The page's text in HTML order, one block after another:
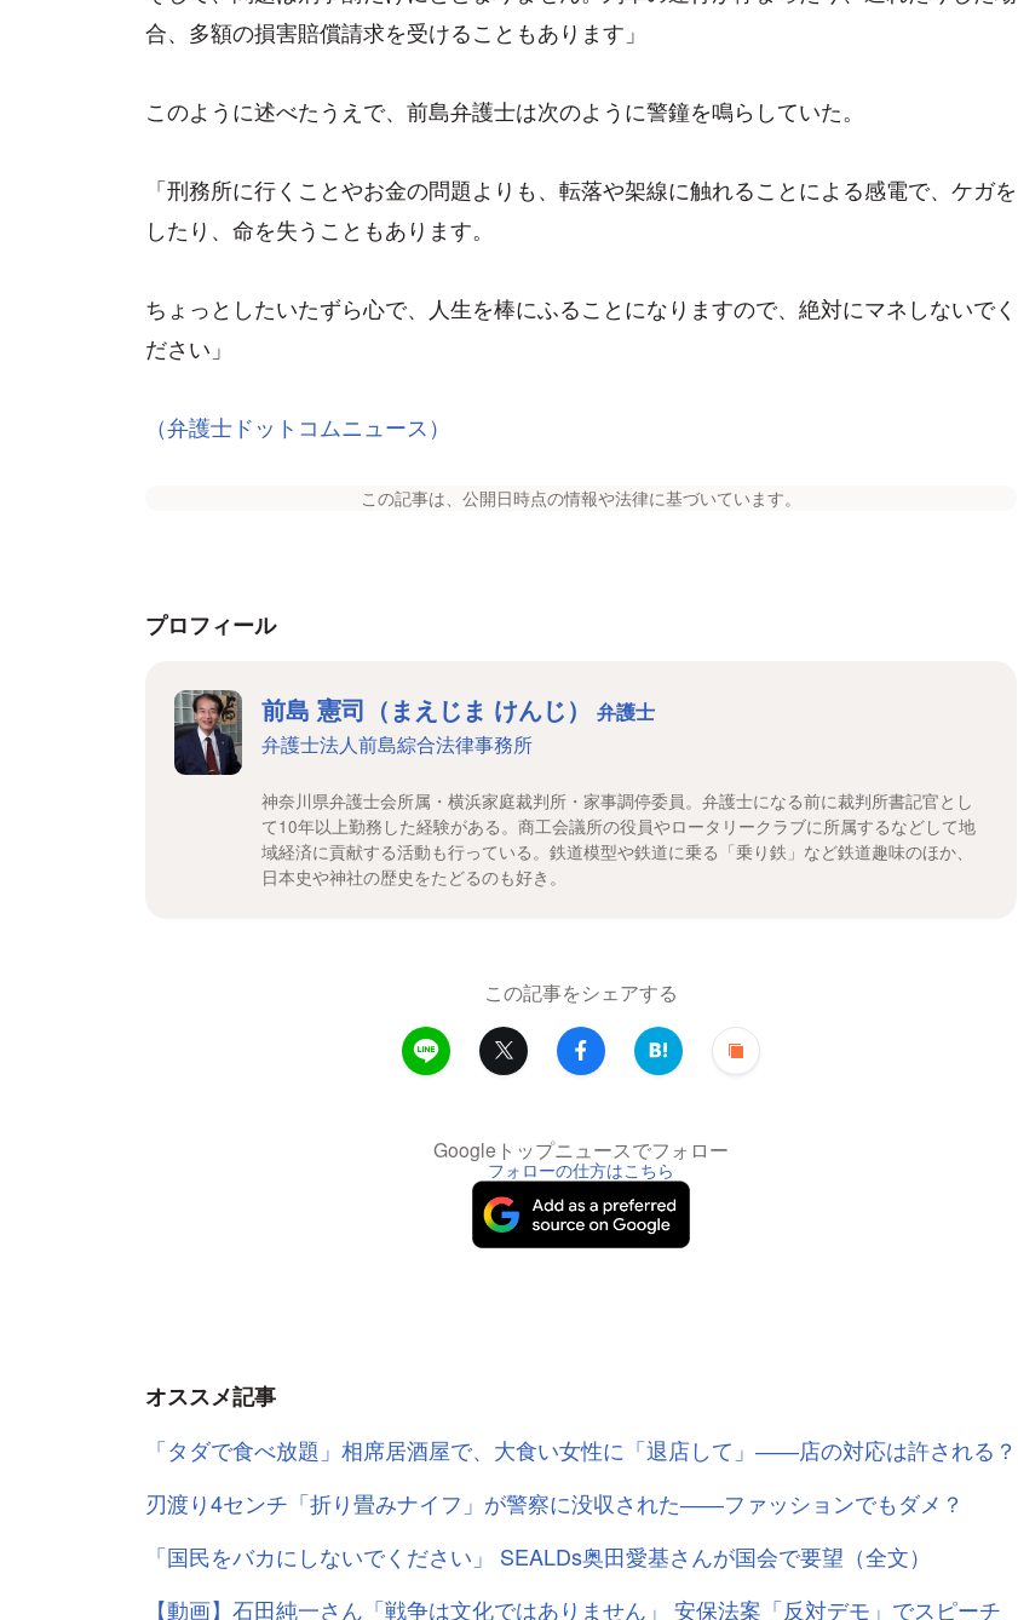
合、多額の損害賠償請求を受けることもあります」
このように述べたうえで、前島弁護士は次のように警鐘を鳴らしていた。
「刑務所に行くことやお金の問題よりも、転落や架線に触れることによる感電で、ケガを
したり、命を失うこともあります。
ちょっとしたいたずら心で、人生を棒にふることになりますので、絶対にマネしないでく
ださい」
（弁護士ドットコムニュース）
この記事は、公開日時点の情報や法律に基づいています。
プロフィール
前島 憲司（まえじま けんじ） 弁護士
弁護士法人前島綜合法律事務所
神奈川県弁護士会所属・横浜家庭裁判所・家事調停委員。弁護士になる前に裁判所書記官とし
て10年以上勤務した経験がある。商工会議所の役員やロータリークラブに所属するなどして地
域経済に貢献する活動も行っている。鉄道模型や鉄道に乗る「乗り鉄」など鉄道趣味のほか、
日本史や神社の歴史をたどるのも好き。
この記事をシェアする
Googleトップニュースでフォロー
フォローの仕方はこちら
オススメ記事
「タダで食べ放題」相席居酒屋で、大食い女性に「退店して」――店の対応は許される？
刃渡り4センチ「折り畳みナイフ」が警察に没収された――ファッションでもダメ？
「国民をバカにしないでください」 SEALDs奥田愛基さんが国会で要望（全文）
【動画】石田純一さん「戦争は文化ではありません」 安保法案「反対デモ」でスピーチ